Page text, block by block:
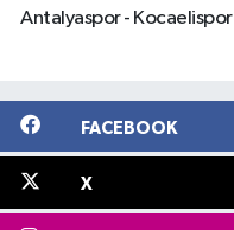
Antalyaspor - Kocaelispor
FACEBOOK
X